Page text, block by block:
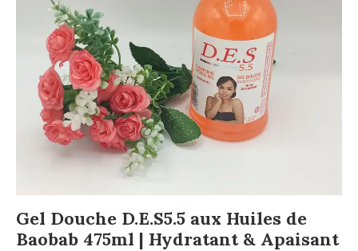
Gel Douche D.E.S5.5 aux Huiles de
Baobab 475ml | Hydratant & Apaisant